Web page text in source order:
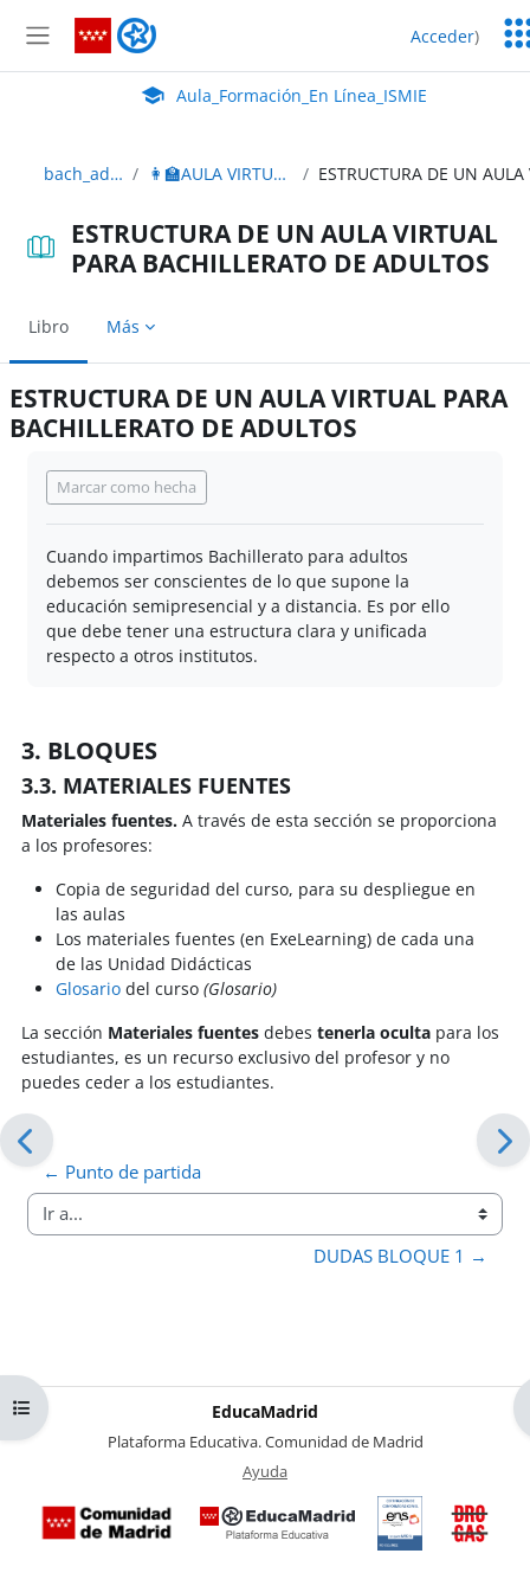
Panel lateral
Aula_Formación_En Línea_ISMIE Acceder)
Aula Virtual de EducaMadrid:
Aula_Formación_En Línea_ISMIE
Abrir índice del curso
bach_adultos_2edición 👩‍🏫AULA VIRTUAL BACHILLERATO ADULTOS
ESTRUCTURA DE UN AULA VIRTUAL
PARA BACHILLERATO DE ADULTOS
Libro Más
ESTRUCTURA DE UN AULA VIRTUAL PARA
BACHILLERATO DE ADULTOS
Marcar como hecha
Cuando impartimos Bachillerato para adultos
debemos ser conscientes de lo que supone la
educación semipresencial y a distancia. Es por ello
que debe tener una estructura clara y unificada
respecto a otros institutos.
3. BLOQUES
3.3. MATERIALES FUENTES
Materiales fuentes. A través de esta sección se proporciona
a los profesores:
Copia de seguridad del curso, para su despliegue en
las aulas
Los materiales fuentes (en ExeLearning) de cada una
de las Unidad Didácticas
Glosariodel curso (Glosario)
La sección Materiales fuentes debes tenerla oculta para los
estudiantes, es un recurso exclusivo del profesor y no
puedes ceder a los estudiantes.
← Punto de partida
Ir a...
DUDAS BLOQUE 1 →
EducaMadrid
Plataforma Educativa. Comunidad de Madrid
Ayuda
Certificación
de
conformidad
con el del